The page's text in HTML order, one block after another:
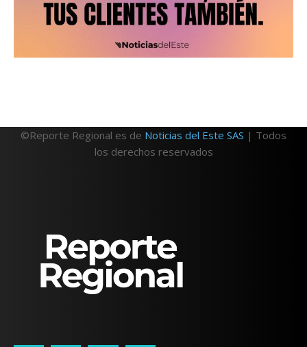
©Reporte Regional es de Noticias del Este SAS | Todos
los derechos reservados